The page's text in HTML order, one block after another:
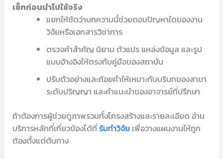
เช็กก่อนนำไปใช้จริง
แยกให้ชัดว่าบทความนี้ช่วยตอบปัญหาใดของงาน
วิจัยหรือเอกสารวิชาการ
ตรวจคำสำคัญ นิยาม ตัวแปร แหล่งข้อมูล และรูป
แบบอ้างอิงให้ตรงกับคู่มือของสถาบัน
ปรับตัวอย่างและถ้อยคำให้เหมาะกับบริบทของสาขา
ระดับปริญญา และคำแนะนำของอาจารย์ที่ปรึกษา
ถ้าต้องการผู้ช่วยดูภาพรวมทั้งโครงสร้างและรายละเอียด อ่าน
บริการหลักที่เกี่ยวข้องได้ที่ รับทำวิจัย เพื่อวางแผนงานให้ถูก
ต้องตั้งแต่ต้นทาง